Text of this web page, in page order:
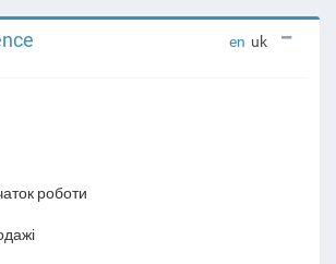
en uk
роботи